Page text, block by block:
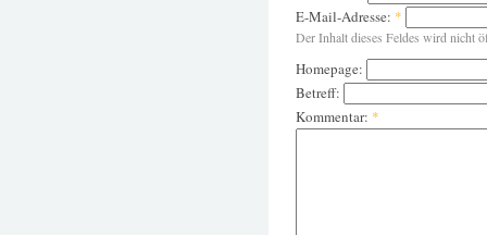
E-Mail-Adresse: *
Der Inhalt dieses Feldes wird nicht
Homepage:
Betreff:
Kommentar: *